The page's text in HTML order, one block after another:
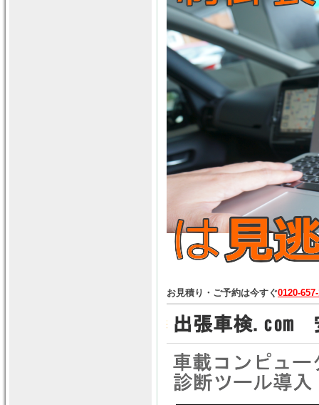
お見積り・ご予約は今すぐ0120-